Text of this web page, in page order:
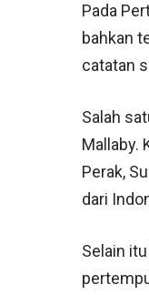
Pada
bahkan
catatan
Salah
Mallaby.
Perak,
dari
Selain